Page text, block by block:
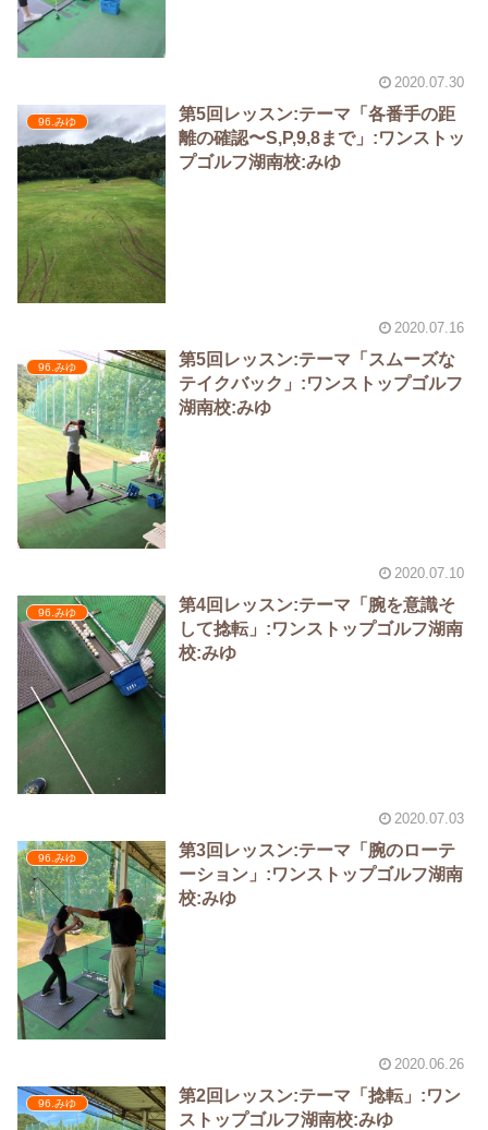
2020.07.30
96.みゆ
第5回レッスン:テーマ「各番手の距
離の確認〜S,P,9,8まで」:ワンストッ
プゴルフ湖南校:みゆ
2020.07.16
96.みゆ
第5回レッスン:テーマ「スムーズな
テイクバック」:ワンストップゴルフ
湖南校:みゆ
2020.07.10
96.みゆ
第4回レッスン:テーマ「腕を意識そ
して捻転」:ワンストップゴルフ湖南
校:みゆ
2020.07.03
96.みゆ
第3回レッスン:テーマ「腕のローテ
ーション」:ワンストップゴルフ湖南
校:みゆ
2020.06.26
96.みゆ
第2回レッスン:テーマ「捻転」:ワン
ストップゴルフ湖南校:みゆ